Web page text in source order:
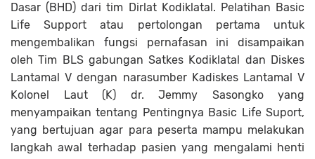
Dasar (BHD) dari tim Dirlat Kodiklatal. Pelatihan Basic
Life Support atau pertolongan pertama untuk
mengembalikan fungsi pernafasan ini disampaikan
oleh Tim BLS gabungan Satkes Kodiklatal dan Diskes
Lantamal V dengan narasumber Kadiskes Lantamal V
Kolonel Laut (K) dr. Jemmy Sasongko yang
menyampaikan tentang Pentingnya Basic Life Suport,
yang bertujuan agar para peserta mampu melakukan
langkah awal terhadap pasien yang mengalami henti